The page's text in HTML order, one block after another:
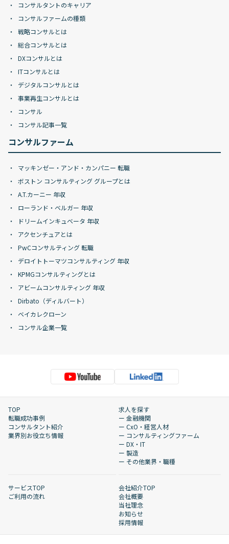
コンサルタントのキャリア
コンサルファームの種類
戦略コンサルとは
総合コンサルとは
DXコンサルとは
ITコンサルとは
デジタルコンサルとは
事業再生コンサルとは
コンサル
コンサル記事一覧
コンサルファーム
マッキンゼー・アンド・カンパニー 転職
ボストン コンサルティング グループとは
A.T.カーニー 年収
ローランド・ベルガー 年収
ドリームインキュベータ 年収
アクセンチュアとは
PwCコンサルティング 転職
デロイトトーマツコンサルティング 年収
KPMGコンサルティングとは
アビームコンサルティング 年収
Dirbato（ディルバート）
ベイカレクローン
コンサル企業一覧
TOP
転職成功事例
コンサルタント紹介
業界別お役立ち情報
求人を探す
ー 金融機関
ー CxO・経営人材
ー コンサルティングファーム
ー DX・IT
ー 製造
ー その他業界・職種
サービスTOP
ご利用の流れ
会社紹介TOP
会社概要
当社理念
お知らせ
採用情報